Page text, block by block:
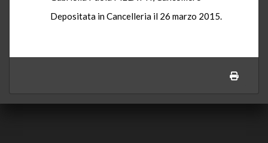
Depositata in Cancelleria il 26 marzo 2015.